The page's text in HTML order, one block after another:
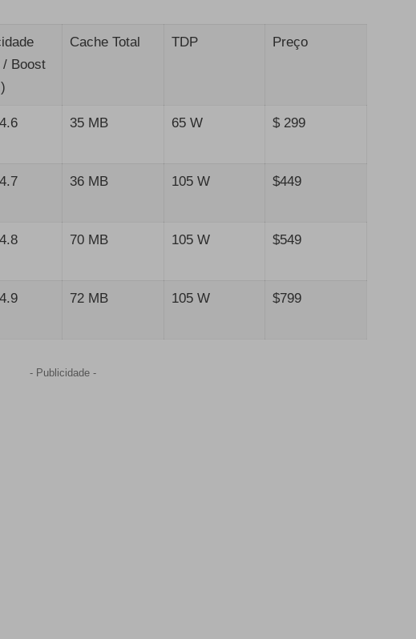
/ Boost
Cache Total TDP Preço
35 MB 65 W $ 299
36 MB 105 W $449
70 MB 105 W $549
72 MB 105 W $799
- Publicidade -